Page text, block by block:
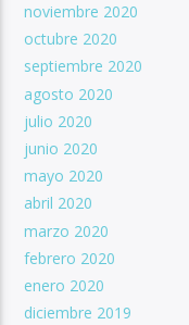
noviembre 2020
octubre 2020
septiembre 2020
agosto 2020
julio 2020
junio 2020
mayo 2020
abril 2020
marzo 2020
febrero 2020
enero 2020
diciembre 2019